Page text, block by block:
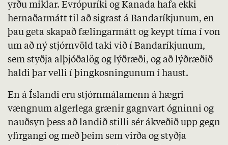
yrðu miklar. Evrópuríki og Kanada hafa ekki
hernaðarmátt til að sigrast á Bandaríkjunum, en
þau geta skapað fælingarmátt og keypt tíma í von
um að ný stjórnvöld taki við í Bandaríkjunum,
sem styðja alþjóðalög og lýðræði, og að lýðræðið
haldi þar velli í þingkosningunum í haust.
En á Íslandi eru stjórnmálamenn á hægri
vængnum algerlega grænir gagnvart ógninni og
nauðsyn þess að landið stilli sér ákveðið upp gegn
yfirgangi og með þeim sem virða og styðja